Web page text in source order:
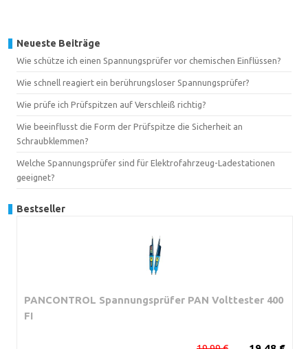
Neueste Beiträge
Wie schütze ich einen Spannungsprüfer vor chemischen Einflüssen?
Wie schnell reagiert ein berührungsloser Spannungsprüfer?
Wie prüfe ich Prüfspitzen auf Verschleiß richtig?
Wie beeinflusst die Form der Prüfspitze die Sicherheit an
Schraubklemmen?
Welche Spannungsprüfer sind für Elektrofahrzeug-Ladestationen
geeignet?
Bestseller
PANCONTROL Spannungsprüfer PAN Volttester 400
FI